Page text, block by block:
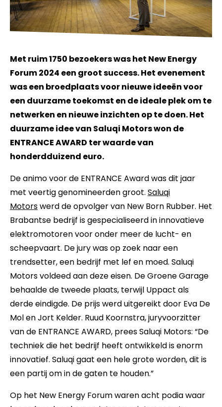
Met ruim 1750 bezoekers was het New Energy
Forum 2024 een groot success. Het evenement
was een broedplaats voor nieuwe ideeën voor
een duurzame toekomst en de ideale plek om te
netwerken en nieuwe inzichten op te doen. Het
duurzame idee van Saluqi Motors won de
ENTRANCE AWARD ter waarde van
honderdduizend euro.
De animo voor de ENTRANCE Award was dit jaar
met veertig genomineerden groot. Saluqi
Motorswerd de opvolger van New Born Rubber. Het
Brabantse bedrijf is gespecialiseerd in innovatieve
elektromotoren voor onder meer de lucht- en
scheepvaart. De jury was op zoek naar een
trendsetter, een bedrijf met lef en moed. Saluqi
Motors voldeed aan deze eisen. De Groene Garage
behaalde de tweede plaats, terwijl Uppact als
derde eindigde. De prijs werd uitgereikt door Eva De
Mol en Jort Kelder. Ruud Koornstra, juryvoorzitter
van de ENTRANCE AWARD, prees Saluqi Motors: “De
techniek die het bedrijf heeft ontwikkeld is enorm
innovatief. Saluqi gaat een hele grote worden, dit is
een partij om in de gaten te houden.”
Op het New Energy Forum waren acht podia waar